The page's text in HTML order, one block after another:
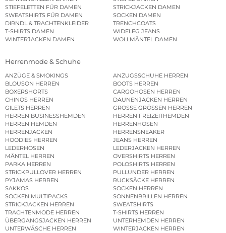
STIEFELETTEN FÜR DAMEN
STRICKJACKEN DAMEN
SWEATSHIRTS FÜR DAMEN
SOCKEN DAMEN
DIRNDL & TRACHTENKLEIDER
TRENCHCOATS
T-SHIRTS DAMEN
WIDELEG JEANS
WINTERJACKEN DAMEN
WOLLMÄNTEL DAMEN
Herrenmode & Schuhe
ANZÜGE & SMOKINGS
ANZUGSSCHUHE HERREN
BLOUSON HERREN
BOOTS HERREN
BOXERSHORTS
CARGOHOSEN HERREN
CHINOS HERREN
DAUNENJACKEN HERREN
GILETS HERREN
GROSSE GRÖSSEN HERREN
HERREN BUSINESSHEMDEN
HERREN FREIZEITHEMDEN
HERREN HEMDEN
HERRENHOSEN
HERRENJACKEN
HERRENSNEAKER
HOODIES HERREN
JEANS HERREN
LEDERHOSEN
LEDERJACKEN HERREN
MÄNTEL HERREN
OVERSHIRTS HERREN
PARKA HERREN
POLOSHIRTS HERREN
STRICKPULLOVER HERREN
PULLUNDER HERREN
PYJAMAS HERREN
RUCKSÄCKE HERREN
SAKKOS
SOCKEN HERREN
SOCKEN MULTIPACKS
SONNENBRILLEN HERREN
STRICKJACKEN HERREN
SWEATSHIRTS
TRACHTENMODE HERREN
T-SHIRTS HERREN
ÜBERGANGSJACKEN HERREN
UNTERHEMDEN HERREN
UNTERWÄSCHE HERREN
WINTERJACKEN HERREN